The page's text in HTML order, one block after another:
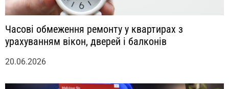
Часові обмеження ремонту у квартирах з
урахуванням вікон, дверей і балконів
20.06.2026